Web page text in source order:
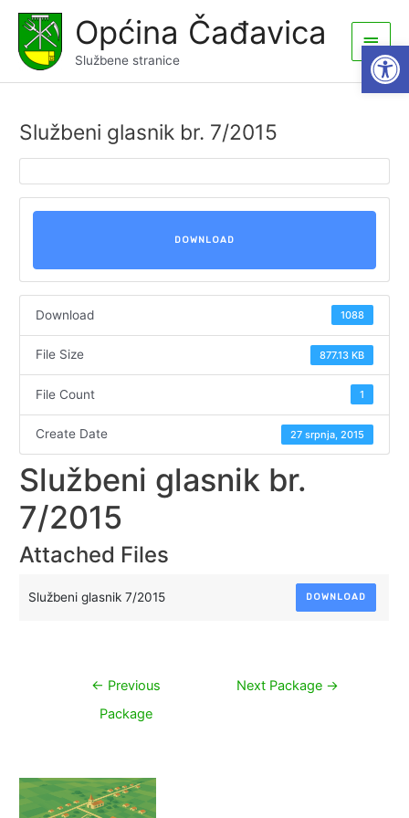
content
Općina Čađavica
Službene stranice
Main
Menu
Službeni glasnik br. 7/2015
DOWNLOAD
Download 1088
File Size 877.13 KB
File Count 1
Create Date 27 srpnja, 2015
Službeni glasnik br.
7/2015
Attached Files
Službeni glasnik 7/2015 DOWNLOAD
Navigacija
← Previous
Package
Next Package →